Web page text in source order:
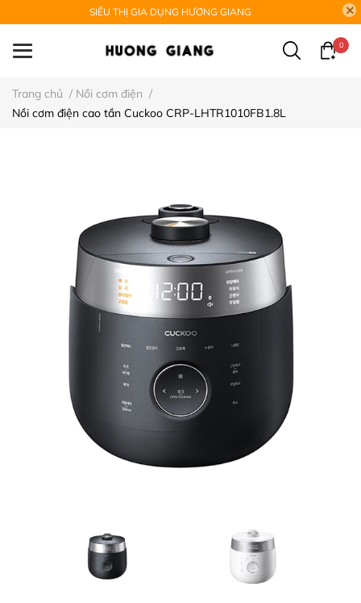
SIÊU THỊ GIA DỤNG HƯƠNG GIANG
0
Trang chủ / Nồi cơm điện /
Nồi cơm điện cao tần Cuckoo CRP-LHTR1010FB1.8L